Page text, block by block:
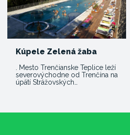
Kúpele Zelená žaba
. Mesto Trenčianske Teplice leží
severovýchodne od Trenčína na
úpätí Strážovských…